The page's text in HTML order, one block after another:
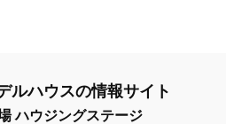
ルハウスの情報サイト
ハウジングステージ